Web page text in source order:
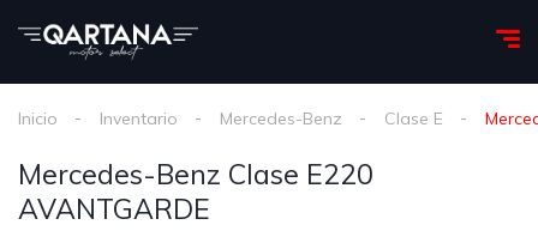
Inicio Inventario Mercedes-Benz Clase E
Mercedes-Benz Clase E220
AVANTGARDE